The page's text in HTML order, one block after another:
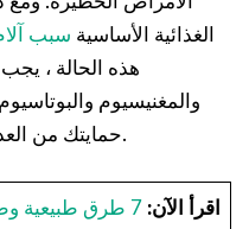
الغذائية الأساسية سبب آلام
هذه الحالة ،
والمغنيسيوم
حمايتك من العديد من الأمراض الصحية الخطيرة.
اقرأ الآن: 7 طرق طبيعية وطبيعية لتعزيز عملية الأيض